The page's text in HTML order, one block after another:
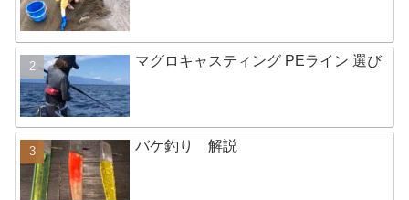
マグロキャスティング PEライン 選び
バケ釣り 解説